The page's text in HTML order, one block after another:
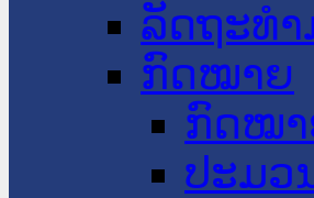
ລັດຖະທໍ
ກົດໝາຍ
ກົດໝ
ປະມວ